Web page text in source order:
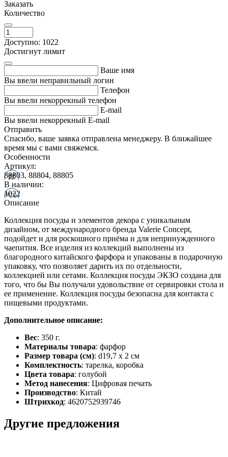
Заказать
Количество
Доступно: 1022
Достигнут лимит
Ваше имя
Вы ввели неправильный логин
Телефон
Вы ввели некоррекный телефон
E-mail
Вы ввели некоррекный E-mail
Отправить
Спасибо, ваше заявка отправлена менеджеру. В ближайшее
время мы с вами свяжемся.
Особенности
Артикул:
88803, 88804, 88805
В наличии:
1022
Описание
Коллекция посуды и элементов декора с уникальным
дизайном, от международного бренда Valerie Concept,
подойдет и для роскошного приёма и для непринужденного
чаепития. Все изделия из коллекций выполнены из
благородного китайского фарфора и упакованы в подарочную
упаковку, что позволяет дарить их по отдельности,
коллекцией или сетами. Коллекция посуды ЭКЗО создана для
того, что бы Вы получали удовольствие от сервировки стола и
ее применение. Коллекция посуды безопасна для контакта с
пищевыми продуктами.
Дополнительное описание:
Вес: 350 г.
Материалы товара: фарфор
Размер товара (см): d19,7 х 2 см
Комплектность: тарелка, коробка
Цвета товара: голубой
Метод нанесения: Цифровая печать
Производство: Китай
Штрихкод: 4620752939746
Другие предложения